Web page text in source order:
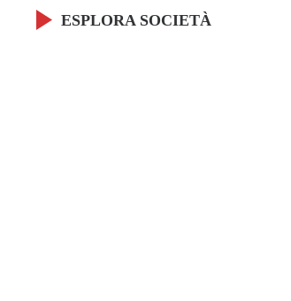
ESPLORA SOCIETÀ